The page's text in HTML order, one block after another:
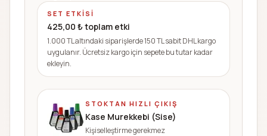
SET ETKISI
425,00 ₺ toplam etki
1.000 TL altındaki siparişlerde 150 TL sabit DHL kargo
uygulanır. Ücretsiz kargo için sepete bu tutar kadar
ekleyin.
STOKTAN HIZLI ÇIKIŞ
Kase Murekkebi (Sise)
Kişiselleştirme gerekmez